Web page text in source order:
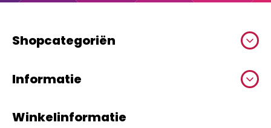
Shopcategoriën
Informatie
Winkelinformatie